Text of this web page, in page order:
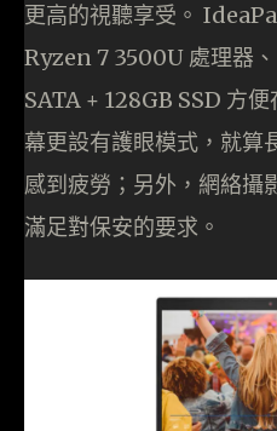
更高的視聽享受。
Ryzen 7 3500U 處理器
SATA + 128GB SSD 方
幕更設有護眼模式，就算
感到疲勞；另外，網絡攝
滿足對保安的要求。